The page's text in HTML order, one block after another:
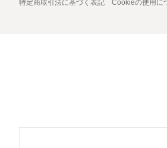
特定商取引法に基づく表記 Cookieの使用に